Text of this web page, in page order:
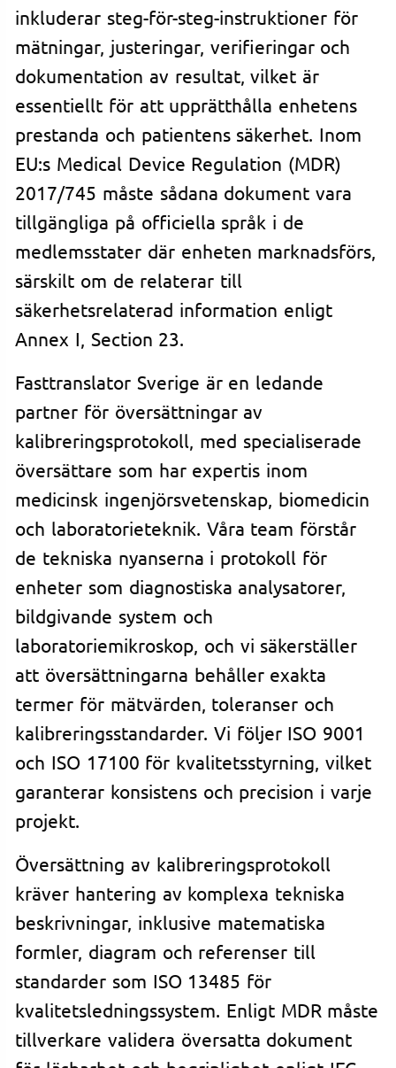
inkluderar steg-för-steg-instruktioner för
mätningar, justeringar, verifieringar och
dokumentation av resultat, vilket är
essentiellt för att upprätthålla enhetens
prestanda och patientens säkerhet. Inom
EU:s Medical Device Regulation (MDR)
2017/745 måste sådana dokument vara
tillgängliga på officiella språk i de
medlemsstater där enheten marknadsförs,
särskilt om de relaterar till
säkerhetsrelaterad information enligt
Annex I, Section 23.
Fasttranslator Sverige är en ledande
partner för översättningar av
kalibreringsprotokoll, med specialiserade
översättare som har expertis inom
medicinsk ingenjörsvetenskap, biomedicin
och laboratorieteknik. Våra team förstår
de tekniska nyanserna i protokoll för
enheter som diagnostiska analysatorer,
bildgivande system och
laboratoriemikroskop, och vi säkerställer
att översättningarna behåller exakta
termer för mätvärden, toleranser och
kalibreringsstandarder. Vi följer ISO 9001
och ISO 17100 för kvalitetsstyrning, vilket
garanterar konsistens och precision i varje
projekt.
Översättning av kalibreringsprotokoll
kräver hantering av komplexa tekniska
beskrivningar, inklusive matematiska
formler, diagram och referenser till
standarder som ISO 13485 för
kvalitetsledningssystem. Enligt MDR måste
tillverkare validera översatta dokument